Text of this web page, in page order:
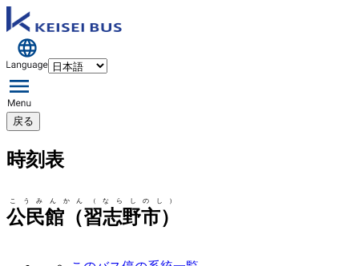
戻る
時刻表
公民館（習志野市）
こうみんかん（ならしのし）